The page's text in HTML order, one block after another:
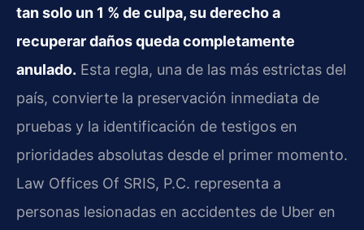
tan solo un 1 % de culpa, su derecho a
recuperar daños queda completamente
anulado. Esta regla, una de las más estrictas del
país, convierte la preservación inmediata de
pruebas y la identificación de testigos en
prioridades absolutas desde el primer momento.
Law Offices Of SRIS, P.C. representa a
personas lesionadas en accidentes de Uber en